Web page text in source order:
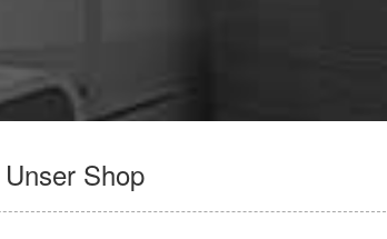
Unser Shop